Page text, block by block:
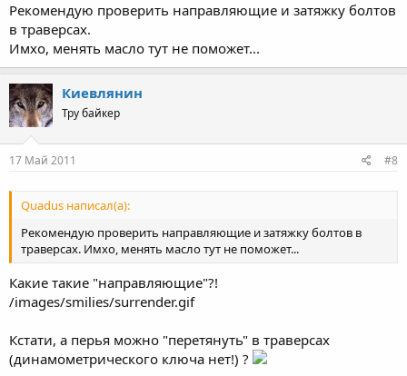
Рекомендую проверить направляющие и затяжку болтов
в траверсах.
Имхо, менять масло тут не поможет...
Киевлянин
Тру байкер
17 Май 2011 #8
Quadus написал(а):
Рекомендую проверить направляющие и затяжку болтов в
траверсах. Имхо, менять масло тут не поможет...
Какие такие "направляющие"?!
/images/smilies/surrender.gif
Кстати, а перья можно "перетянуть" в траверсах
(динамометрического ключа нет!) ?